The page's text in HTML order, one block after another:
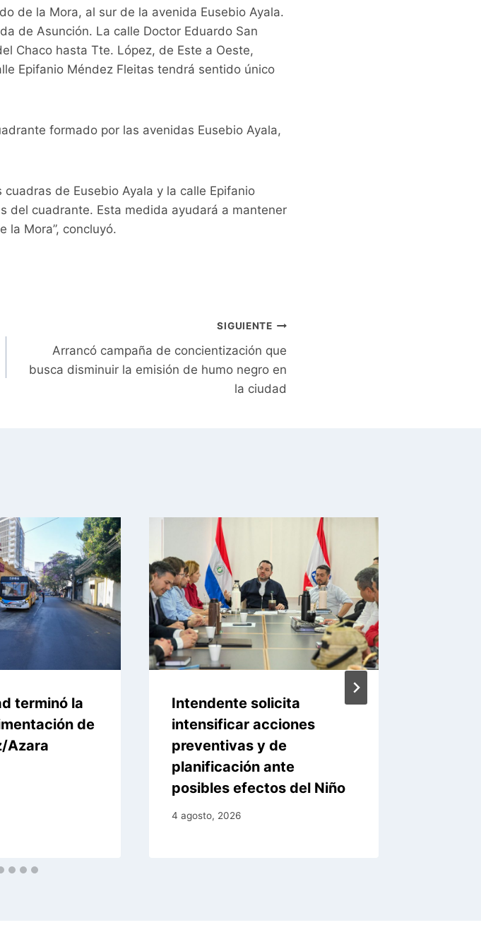
de la Mora, al sur de la avenida Eusebio Ayala.
de Asunción. La calle Doctor Eduardo San
Chaco hasta Tte. López, de Este a Oeste,
Epifanio Méndez Fleitas tendrá sentido único
formado por las avenidas Eusebio Ayala,
de Eusebio Ayala y la calle Epifanio
del cuadrante. Esta medida ayudará a mantener
la Mora”, concluyó.
SIGUIENTE
Arrancó campaña de concientización que
busca disminuir la emisión de humo negro en
la ciudad
terminó la
de
Azara
Intendente solicita
intensificar acciones
preventivas y de
planificación ante
posibles efectos del Niño
4 agosto, 2026